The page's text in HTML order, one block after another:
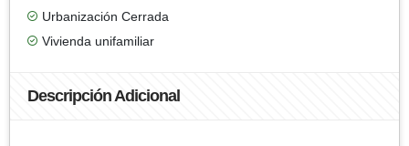
Urbanización Cerrada
Vivienda unifamiliar
Descripción Adicional